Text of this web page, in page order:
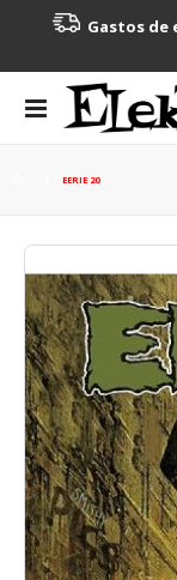
Gastos de
Toggle
Nav
EERIE 20
Saltar
al
final
de
la
galería
de
imágenes